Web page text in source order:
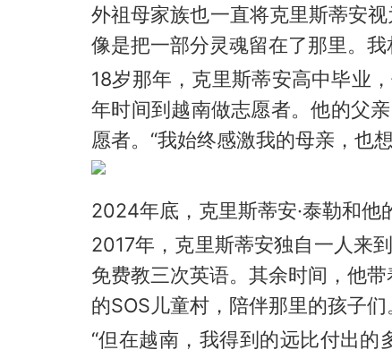
外祖母家族也一直将克里斯蒂安
像是把一部分灵魂留在了那里。
18岁那年，克里斯蒂安高中毕业
年时间到越南做志愿者。他的父
愿者。“我始终感激我的母亲，也
2024年底，克里斯蒂安·泰勒和他
2017年，克里斯蒂安独自一人来
免费教三次英语。其余时间，他
的SOS儿童村，陪伴那里的孩子们
“但在越南，我得到的远比付出的